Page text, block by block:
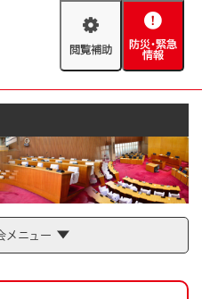
閲
助
防
緊
情
報
AED設置箇所
じる
メニュー